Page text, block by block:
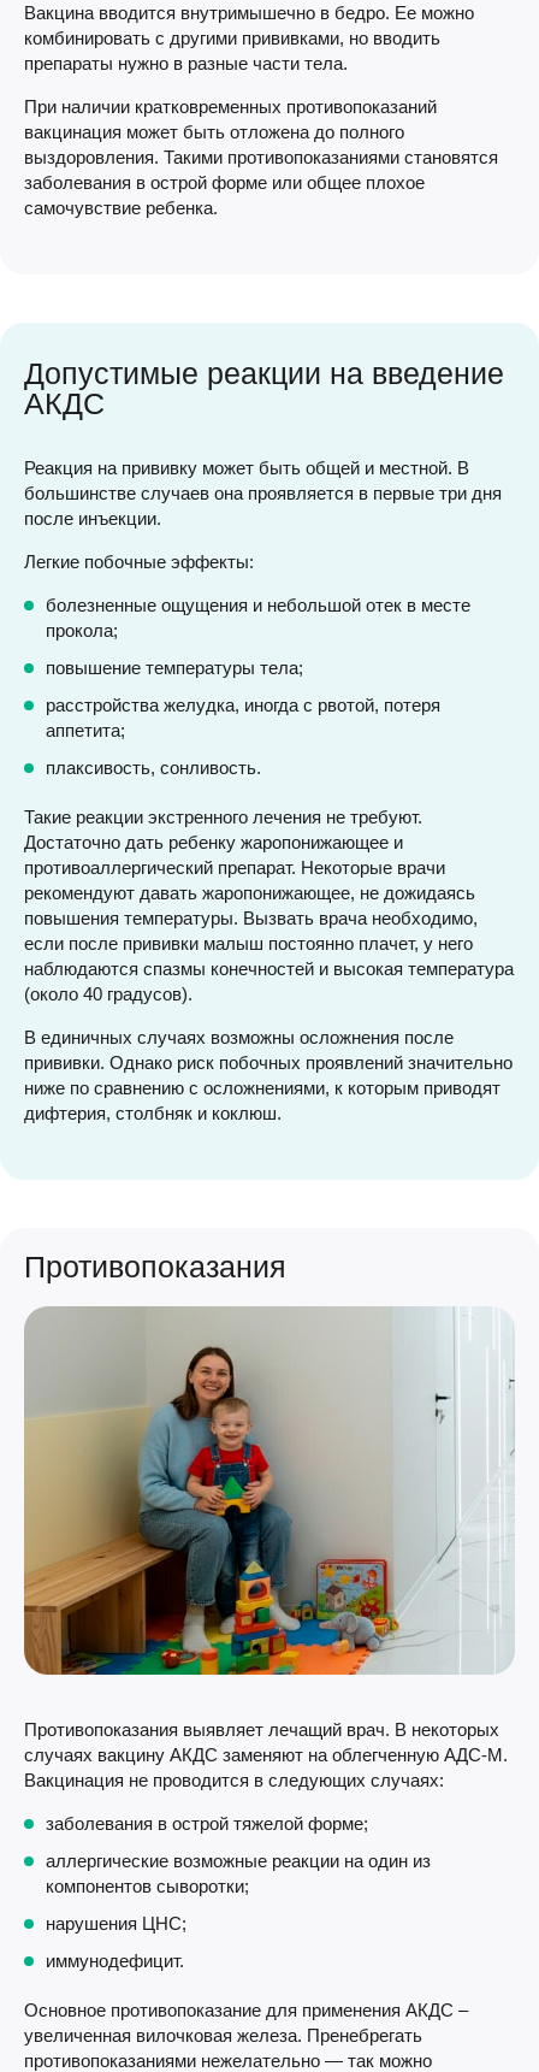
Вакцина вводится внутримышечно в бедро. Ее можно
комбинировать с другими прививками, но вводить
препараты нужно в разные части тела.
При наличии кратковременных противопоказаний
вакцинация может быть отложена до полного
выздоровления. Такими противопоказаниями становятся
заболевания в острой форме или общее плохое
самочувствие ребенка.
Допустимые реакции на введение
АКДС
Реакция на прививку может быть общей и местной. В
большинстве случаев она проявляется в первые три дня
после инъекции.
Легкие побочные эффекты:
болезненные ощущения и небольшой отек в месте
прокола;
повышение температуры тела;
расстройства желудка, иногда с рвотой, потеря
аппетита;
плаксивость, сонливость.
Такие реакции экстренного лечения не требуют.
Достаточно дать ребенку жаропонижающее и
противоаллергический препарат. Некоторые врачи
рекомендуют давать жаропонижающее, не дожидаясь
повышения температуры. Вызвать врача необходимо,
если после прививки малыш постоянно плачет, у него
наблюдаются спазмы конечностей и высокая температура
(около 40 градусов).
В единичных случаях возможны осложнения после
прививки. Однако риск побочных проявлений значительно
ниже по сравнению с осложнениями, к которым приводят
дифтерия, столбняк и коклюш.
Противопоказания
Противопоказания выявляет лечащий врач. В некоторых
случаях вакцину АКДС заменяют на облегченную АДС-М.
Вакцинация не проводится в следующих случаях:
заболевания в острой тяжелой форме;
аллергические возможные реакции на один из
компонентов сыворотки;
нарушения ЦНС;
иммунодефицит.
Основное противопоказание для применения АКДС –
увеличенная вилочковая железа. Пренебрегать
противопоказаниями нежелательно — так можно